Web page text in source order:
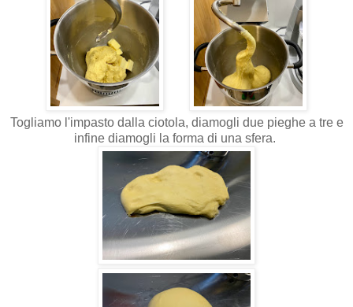
Togliamo l'impasto dalla ciotola, diamogli due pieghe a tre e
infine diamogli la forma di una sfera.